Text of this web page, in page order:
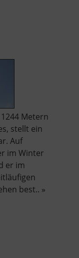
Metern
stellt ein
Auf
im Winter
er im
best.. »